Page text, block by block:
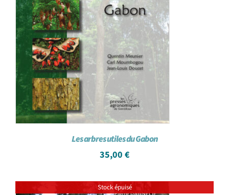
Les arbres utiles du Gabon
35,00 €
Stock épuisé